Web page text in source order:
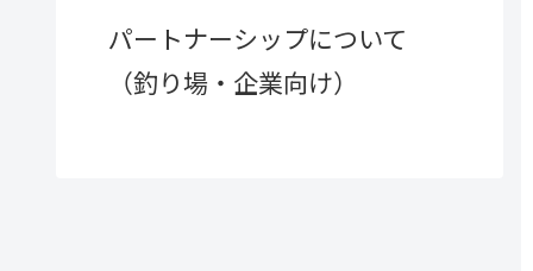
パートナーシップについて
（釣り場・企業向け）